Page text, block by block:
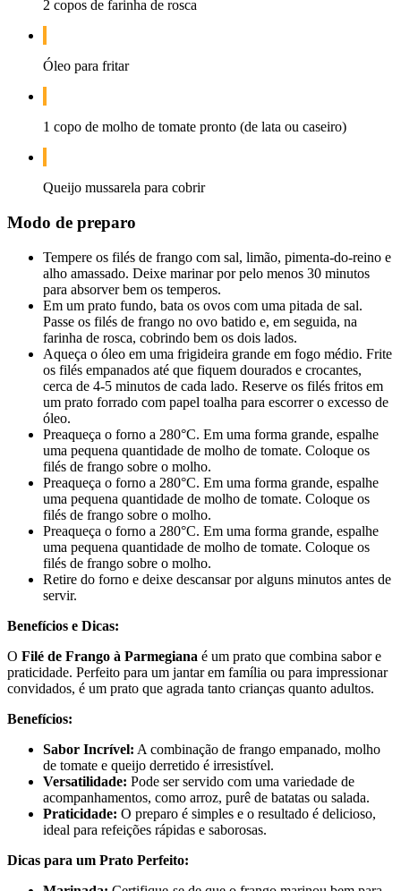
2 copos de farinha de rosca
Óleo para fritar
1 copo de molho de tomate pronto (de lata ou caseiro)
Queijo mussarela para cobrir
Modo de preparo
Tempere os filés de frango com sal, limão, pimenta-do-reino e
alho amassado. Deixe marinar por pelo menos 30 minutos
para absorver bem os temperos.
Em um prato fundo, bata os ovos com uma pitada de sal.
Passe os filés de frango no ovo batido e, em seguida, na
farinha de rosca, cobrindo bem os dois lados.
Aqueça o óleo em uma frigideira grande em fogo médio. Frite
os filés empanados até que fiquem dourados e crocantes,
cerca de 4-5 minutos de cada lado. Reserve os filés fritos em
um prato forrado com papel toalha para escorrer o excesso de
óleo.
Preaqueça o forno a 280°C. Em uma forma grande, espalhe
uma pequena quantidade de molho de tomate. Coloque os
filés de frango sobre o molho.
Preaqueça o forno a 280°C. Em uma forma grande, espalhe
uma pequena quantidade de molho de tomate. Coloque os
filés de frango sobre o molho.
Preaqueça o forno a 280°C. Em uma forma grande, espalhe
uma pequena quantidade de molho de tomate. Coloque os
filés de frango sobre o molho.
Retire do forno e deixe descansar por alguns minutos antes de
servir.
Benefícios e Dicas:
O Filé de Frango à Parmegiana é um prato que combina sabor e
praticidade. Perfeito para um jantar em família ou para impressionar
convidados, é um prato que agrada tanto crianças quanto adultos.
Benefícios:
Sabor Incrível: A combinação de frango empanado, molho
de tomate e queijo derretido é irresistível.
Versatilidade: Pode ser servido com uma variedade de
acompanhamentos, como arroz, purê de batatas ou salada.
Praticidade: O preparo é simples e o resultado é delicioso,
ideal para refeições rápidas e saborosas.
Dicas para um Prato Perfeito: